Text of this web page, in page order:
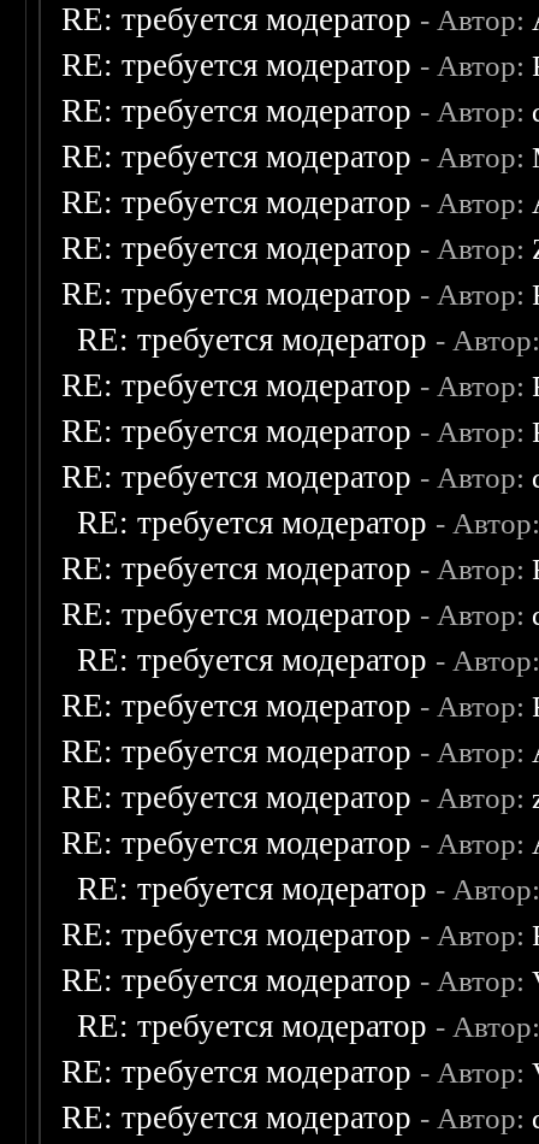
RE: требуется модератор - Автор:
RE: требуется модератор - Автор:
RE: требуется модератор - Автор:
RE: требуется модератор - Автор:
RE: требуется модератор - Автор:
RE: требуется модератор - Автор:
RE: требуется модератор - Автор:
RE: требуется модератор -
RE: требуется модератор - Автор:
RE: требуется модератор - Автор:
RE: требуется модератор - Автор:
RE: требуется модератор -
RE: требуется модератор - Автор:
RE: требуется модератор - Автор:
RE: требуется модератор -
RE: требуется модератор - Автор:
RE: требуется модератор - Автор:
RE: требуется модератор - Автор:
RE: требуется модератор - Автор:
RE: требуется модератор -
RE: требуется модератор - Автор:
RE: требуется модератор - Автор:
RE: требуется модератор -
RE: требуется модератор - Автор:
RE: требуется модератор - Автор: